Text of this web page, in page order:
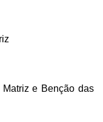
e Benção das